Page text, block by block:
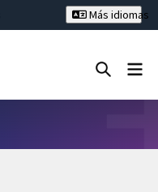
Más idiomas